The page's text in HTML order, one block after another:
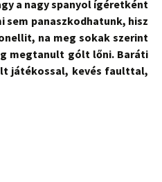
a nagy spanyol ígéretként
sem panaszkodhatunk, hisz
na meg sokak szerint
megtanult gólt lőni. Baráti
játékossal, kevés faulttal,